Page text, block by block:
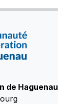
de Haguenau